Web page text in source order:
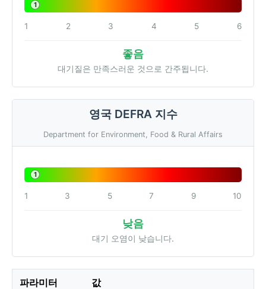
1
1 2 3 4 5 6
좋음
대기질은 만족스러운 것으로 간주됩니다.
영국 DEFRA 지수
Department for Environment, Food & Rural Affairs
1
1 3 5 7 9 10
낮음
대기 오염이 낮습니다.
파라미터 값